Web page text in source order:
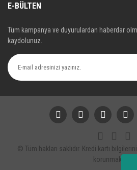
E-BÜLTEN
Tüm kampanya ve duyurulardan haberdar
kaydolunuz.
© Tüm hakları saklıdır. Kredi kartı
korunmaktadır.